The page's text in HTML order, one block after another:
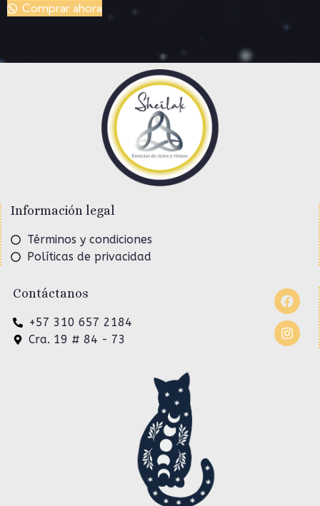
Comprar ahora
Información legal
Términos y condiciones
Políticas de privacidad
Contáctanos
+57 310 657 2184
Cra. 19 # 84 - 73